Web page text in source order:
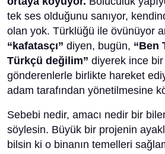
tek ses olduğunu sanıyor,
olan yok. Türklüğü ile övünüyor
“kafatasçı” diyen, bugün, “Ben
Türkçü değilim” diyerek ince
gönderenlerle birlikte hareket
adam tarafından yönetilmesine
Sebebi nedir, amacı nedir bir
söylesin. Büyük bir projenin
bilsin ki o binanın temelleri